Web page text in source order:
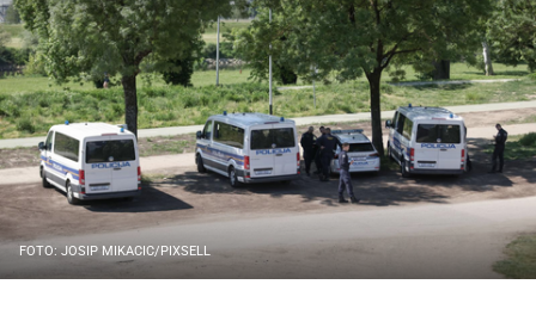
FOTO: JOSIP MIKACIC/PIXSELL